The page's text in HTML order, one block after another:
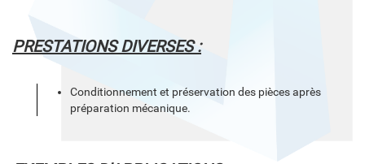
PRESTATIONS DIVERSES :
Conditionnement et préservation des pièces après
préparation mécanique.